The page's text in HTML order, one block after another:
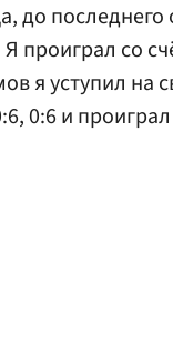
до последнего
проиграл со
я уступил на
0:6 и